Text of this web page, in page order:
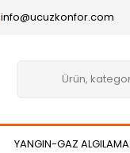
info@ucuzkonfor.com
YANGIN-GAZ ALGILAMA